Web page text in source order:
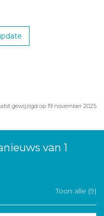
gewijzigd op 19 november 2025
van 1
Toon alle (9)